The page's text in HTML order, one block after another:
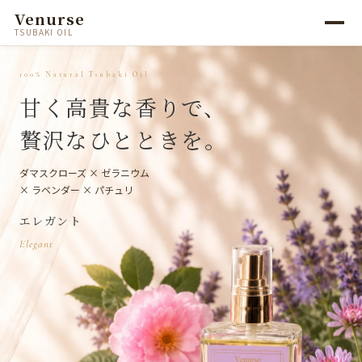
Venurse
TSUBAKI OIL
100% Natural Tsubaki Oil
甘く高貴な香りで、
贅沢なひとときを。
ダマスクローズ × ゼラニウム
× ラベンダー × パチュリ
エレガント
Elegant